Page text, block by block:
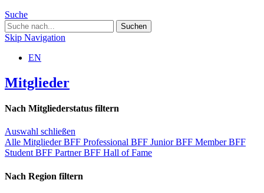
Suche
Skip Navigation
EN
Mitglieder
Nach Mitgliederstatus filtern
Auswahl schließen
Alle MitgliederBFF Professional BFF JuniorBFF MemberBFF
Student BFF PartnerBFF Hall of Fame
Nach Region filtern